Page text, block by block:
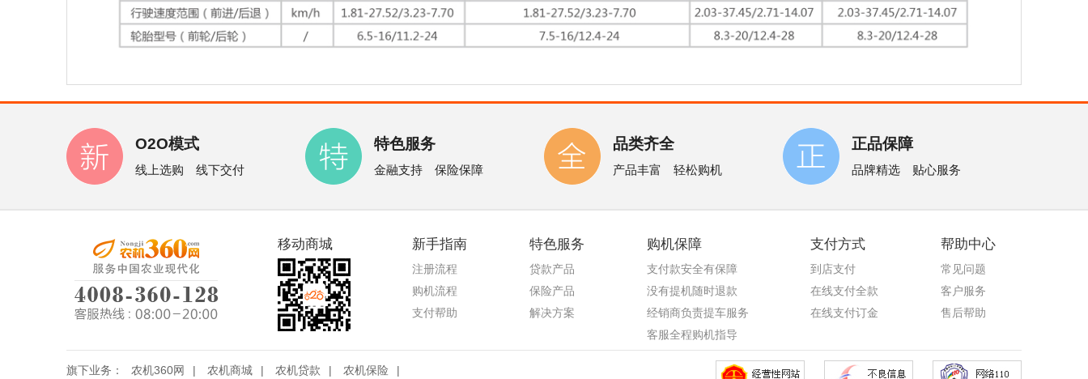
O2O模式
线上选购 线下交付
特色服务
金融支持 保险保障
品类齐全
产品丰富 轻松购机
正品保障
品牌精选 贴心服务
移动商城 新手指南
注册流程
购机流程
支付帮助
特色服务
贷款产品
保险产品
解决方案
购机保障
支付款安全有保障
没有提机随时退款
经销商负责提车服务
客服全程购机指导
支付方式
到店支付
在线支付全款
在线支付订金
帮助中心
常见问题
客户服务
售后帮助
旗下业务： 农机360网 | 农机商城 | 农机贷款 | 农机保险 |